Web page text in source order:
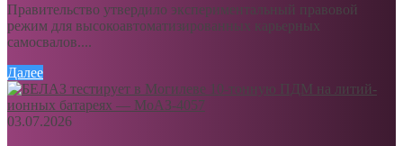
Правительство утвердило экспериментальный правовой
режим для высокоавтоматизированных карьерных
самосвалов....
Далее
03.07.2026